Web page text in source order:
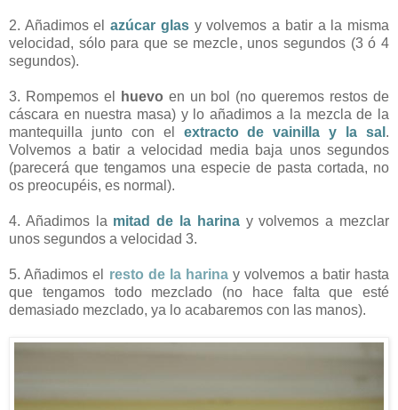
2. Añadimos elazúcar glas y volvemos a batir a la misma
velocidad, sólo para que se mezcle, unos segundos (3 ó 4
segundos).
3. Rompemos el huevo en un bol (no queremos restos de
cáscara en nuestra masa) y lo añadimos a la mezcla de la
mantequilla junto con el extracto de vainilla y la sal .
Volvemos a batir a velocidad media baja unos segundos
(parecerá que tengamos una especie de pasta cortada, no
os preocupéis, es normal).
4. Añadimos la mitad de la harinay volvemos a mezclar
unos segundos a velocidad 3.
5. Añadimos el resto de la harina y volvemos a batir hasta
que tengamos todo mezclado (no hace falta que esté
demasiado mezclado, ya lo acabaremos con las manos).